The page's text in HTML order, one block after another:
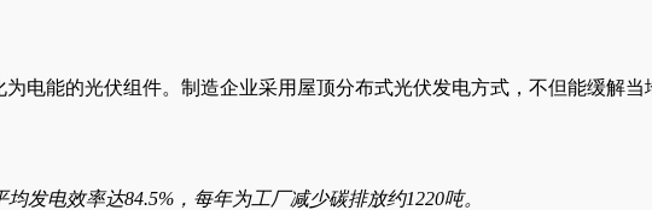
电能的光伏组件。制造企业采用屋顶分布式光伏发电方式，不但能缓解
发电效率达84.5%，每年为工厂减少碳排放约1220吨。